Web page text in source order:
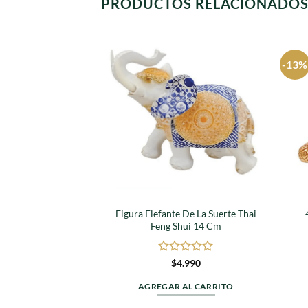
PRODUCTOS RELACIONADOS
favoritos
Figura Elefante De La Suerte Thai
Feng Shui 14 Cm
Valorado
0
de
$4.990
AGREGAR AL CARRITO
-13%